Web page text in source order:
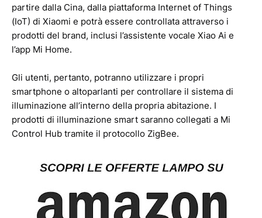
partire dalla Cina, dalla piattaforma Internet of Things
(IoT) di Xiaomi e potrà essere controllata attraverso i
prodotti del brand, inclusi l’assistente vocale Xiao Ai e
l’app Mi Home.
Gli utenti, pertanto, potranno utilizzare i propri
smartphone o altoparlanti per controllare il sistema di
illuminazione all’interno della propria abitazione. I
prodotti di illuminazione smart saranno collegati a Mi
Control Hub tramite il protocollo ZigBee.